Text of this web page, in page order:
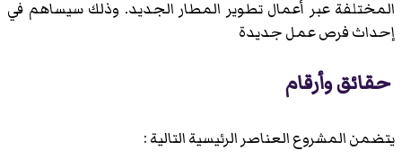
المختلفة عبر أعمال تطوير المطار الجديد. وذلك سيساهم في
إحداث فرص عمل جديدة
حقائق وأرقام
يتضمن المشروع العناصر الرئيسية التالية :